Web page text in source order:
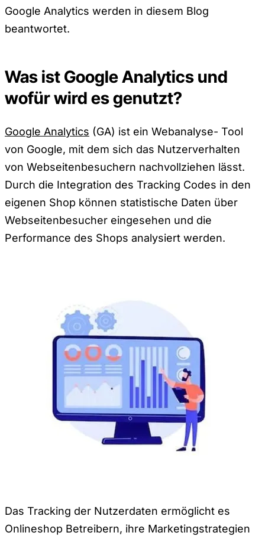
Google Analytics werden in diesem Blog
beantwortet.
Was ist Google Analytics und
wofür wird es genutzt?
Google Analytics (GA) ist ein Webanalyse- Tool
von Google, mit dem sich das Nutzerverhalten
von Webseitenbesuchern nachvollziehen lässt.
Durch die Integration des Tracking Codes in den
eigenen Shop können statistische Daten über
Webseitenbesucher eingesehen und die
Performance des Shops analysiert werden.
Das Tracking der Nutzerdaten ermöglicht es
Onlineshop Betreibern, ihre Marketingstrategien